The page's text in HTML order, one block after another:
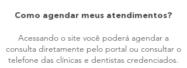
Como agendar meus atendimentos?
Acessando o site você poderá agendar a
consulta diretamente pelo portal ou consultar o
telefone das clínicas e dentistas credenciados.